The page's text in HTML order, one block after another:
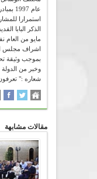
عام
استمرارا
الذكر البابا
مايو من العام
اشراف مجلس
شعاره :" تعرفون
مقالات مشابهة